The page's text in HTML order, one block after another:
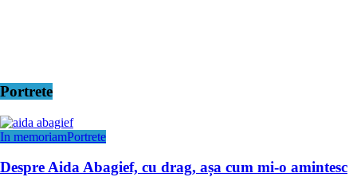
Portrete
In memoriamPortrete
Despre Aida Abagief, cu drag, așa cum mi-o amintesc